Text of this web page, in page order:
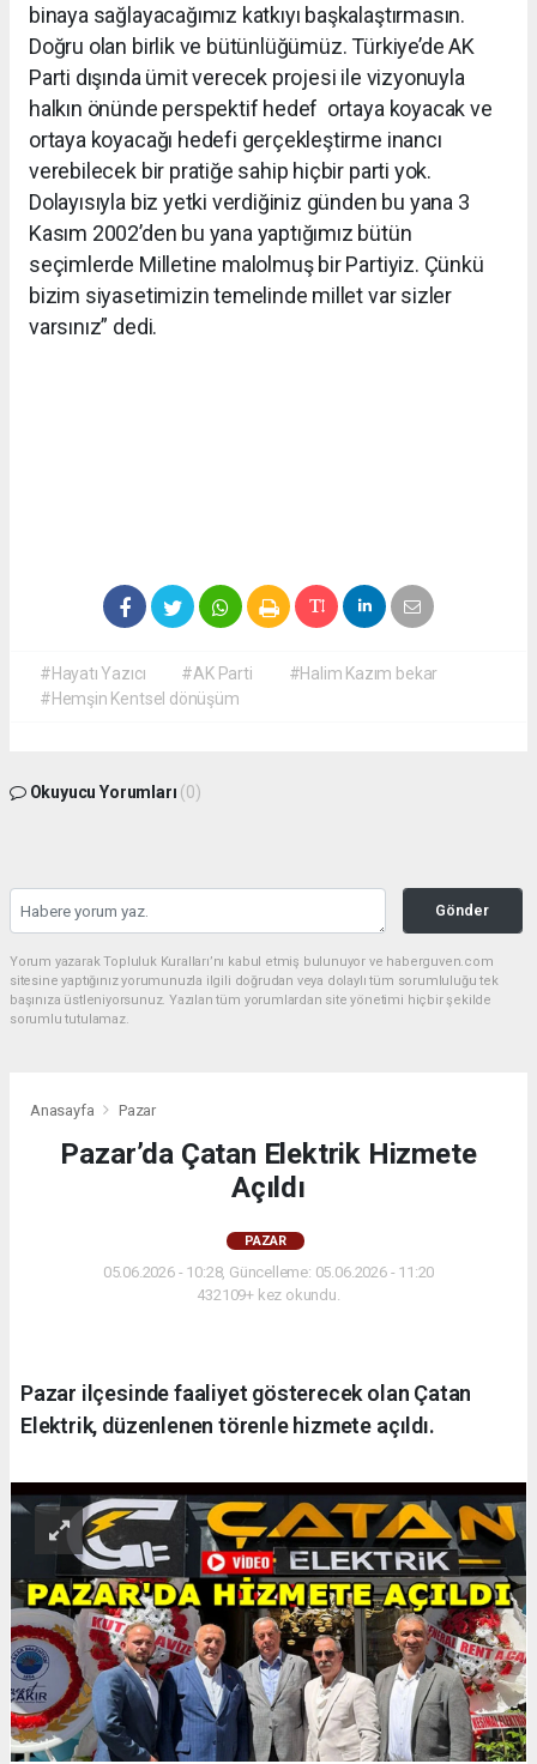
binaya sağlayacağımız katkıyı başkalaştırmasın.
Doğru olan birlik ve bütünlüğümüz. Türkiye’de AK
Parti dışında ümit verecek projesi ile vizyonuyla
halkın önünde perspektif hedef ortaya koyacak ve
ortaya koyacağı hedefi gerçekleştirme inancı
verebilecek bir pratiğe sahip hiçbir parti yok.
Dolayısıyla biz yetki verdiğiniz günden bu yana 3
Kasım 2002’den bu yana yaptığımız bütün
seçimlerde Milletine malolmuş bir Partiyiz. Çünkü
bizim siyasetimizin temelinde millet var sizler
varsınız” dedi.
#Hayatı Yazıcı #AK Parti
#Halim Kazım bekar
#Hemşin Kentsel dönüşüm
Okuyucu Yorumları (0)
Gönder
Yorum yazarak Topluluk Kuralları’nı kabul etmiş bulunuyor ve haberguven.com
sitesine yaptığınız yorumunuzla ilgili doğrudan veya dolaylı tüm sorumluluğu tek
başınıza üstleniyorsunuz. Yazılan tüm yorumlardan site yönetimi hiçbir şekilde
sorumlu tutulamaz.
Anasayfa Pazar
Pazar’da Çatan Elektrik Hizmete
Açıldı
PAZAR
05.06.2026 - 10:28, Güncelleme: 05.06.2026 - 11:20
432109+ kez okundu.
Pazar ilçesinde faaliyet gösterecek olan Çatan
Elektrik, düzenlenen törenle hizmete açıldı.